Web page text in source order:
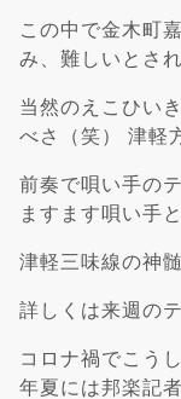
この中で金木町
み、難しいとさ
当然のえこひい
べさ（笑） 津軽
前奏で唄い手の
ますます唄い手
津軽三味線の神
詳しくは来週の
コロナ禍でこう
年夏には邦楽記